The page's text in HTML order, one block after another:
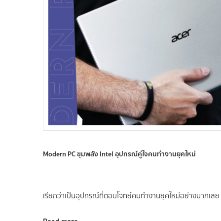
Modern PC ขุมพลัง Intel อุปกรณ์คู่ใจคนทำงานยุคใหม่
เรียกว่าเป็นอุปกรณ์ที่ตอบโจทย์คนทำงานยุคใหม่อย่างมากเล